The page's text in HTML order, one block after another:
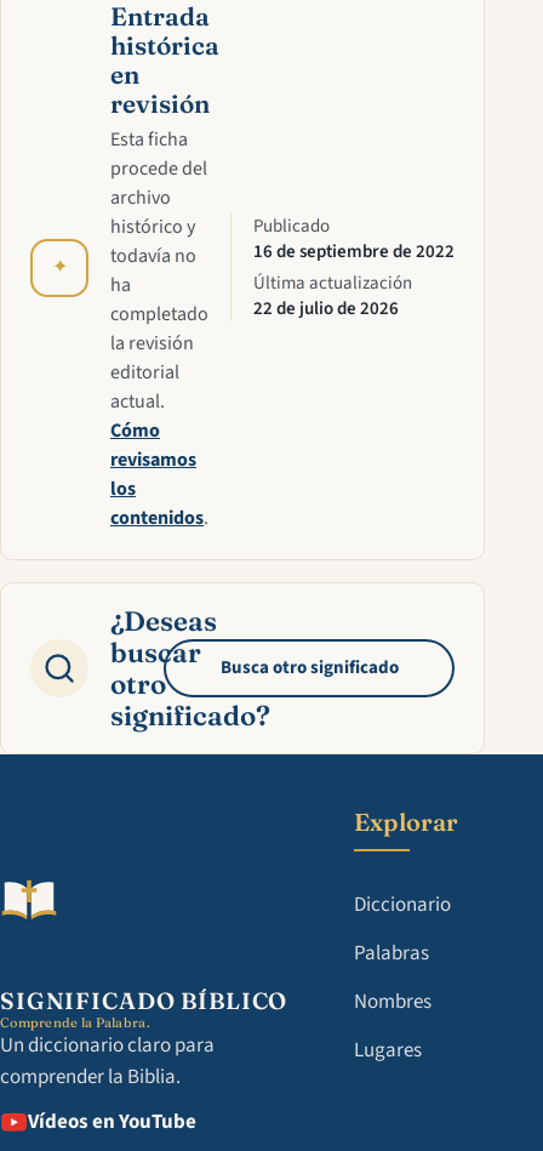
✦
Entrada
histórica
en
revisión
Esta ficha
procede del
archivo
histórico y
todavía no
ha
completado
la revisión
editorial
actual.
Cómo
revisamos
los
contenidos.
Publicado
16 de septiembre de 2022
Última actualización
22 de julio de 2026
¿Deseas
buscar
otro
significado?
Busca otro significado
SIGNIFICADO BÍBLICO
Comprende la Palabra.
Un diccionario claro para
comprender la Biblia.
Vídeos en YouTube
Explorar
Diccionario
Palabras
Nombres
Lugares